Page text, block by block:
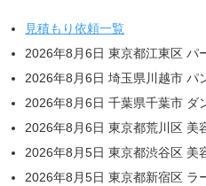
見積もり依頼一覧
2026年8月6日 東京都江東区 パ
2026年8月6日 埼玉県川越市 パ
2026年8月6日 千葉県千葉市 ダ
2026年8月6日 東京都荒川区 美
2026年8月5日 東京都渋谷区 美
2026年8月5日 東京都新宿区 ラ